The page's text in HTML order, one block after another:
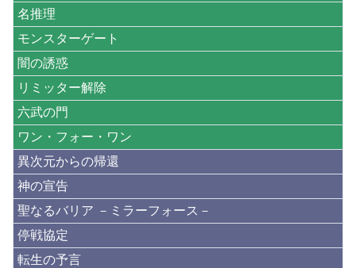
名推理
モンスターゲート
闇の誘惑
リミッター解除
六武の門
ワン・フォー・ワン
異次元からの帰還
神の宣告
聖なるバリア －ミラーフォース－
停戦協定
転生の予言